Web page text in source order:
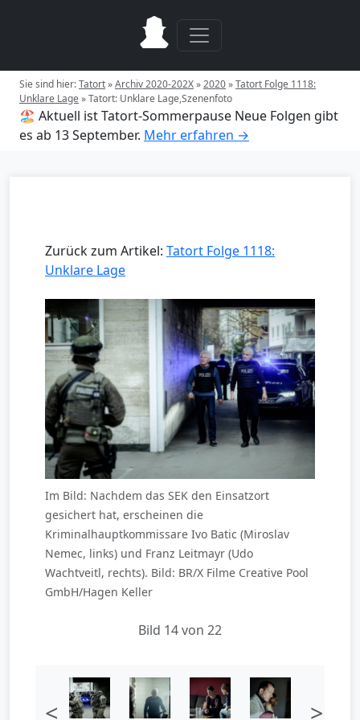
Sie sind hier:Tatort»Archiv 2020-202X»2020»Tatort Folge 1118:
Unklare Lage»Tatort: Unklare Lage,Szenenfoto
🏖️ Aktuell ist Tatort-Sommerpause Neue Folgen gibt
es ab 13 September. Mehr erfahren →
Zurück zum Artikel: Tatort Folge 1118:
Unklare Lage
Im Bild: Nachdem das SEK den Einsatzort
gesichert hat, erscheinen die
Kriminalhauptkommissare Ivo Batic (Miroslav
Nemec, links) und Franz Leitmayr (Udo
Wachtveitl, rechts). Bild: BR/X Filme Creative Pool
GmbH/Hagen Keller
Bild 14 von 22
< >